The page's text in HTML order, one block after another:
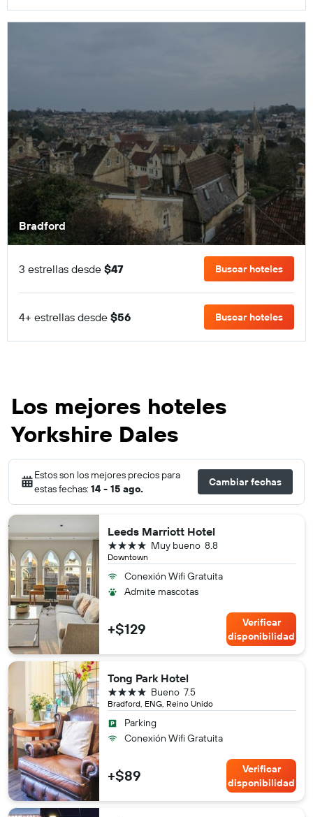
Bradford
3 estrellas desde $47 Buscar hoteles
4+ estrellas desde $56 Buscar hoteles
Los mejores hoteles
Yorkshire Dales
Estos son los mejores precios para
estas fechas: 14 - 15 ago.
Cambiar fechas
Leeds Marriott Hotel
Downtown
8.8
Muy bueno
4 estrellas
Conexión Wifi Gratuita
Admite mascotas
+$129
Verificar
disponibilidad
Tong Park Hotel
Bradford, ENG, Reino Unido
7.5
Bueno
4 estrellas
Parking
Conexión Wifi Gratuita
+$89
Verificar
disponibilidad